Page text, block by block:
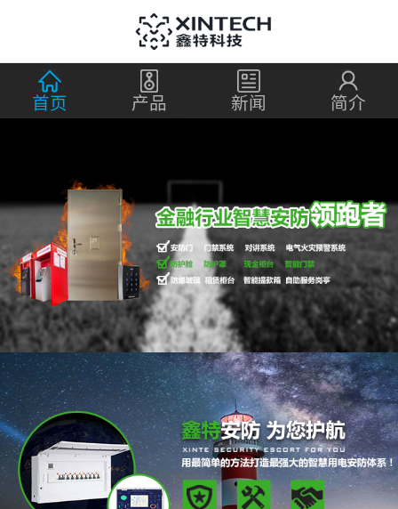
首页 产品 新闻 简介